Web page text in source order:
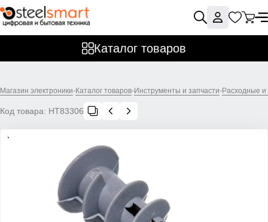
Каталог товаров
Магазин электроники-Каталог товаров-Инструменты и запчасти-Расходные
Код товара: НТ83306